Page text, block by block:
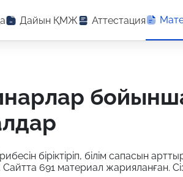
Дайын ҚМЖ Аттестация
біріктіріп, білім сапасын
691 материал жарияланған.